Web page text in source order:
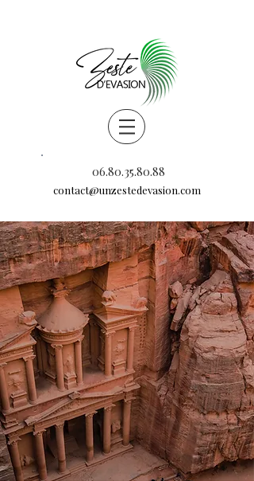
06.80.35.80.88
contact@unzestedevasion.com